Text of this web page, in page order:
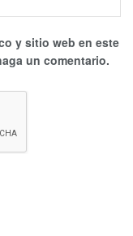
y sitio web en este
un comentario.